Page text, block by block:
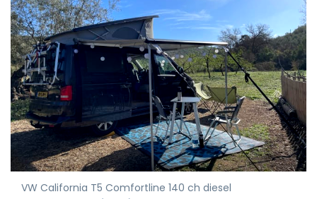
VW California T5 Comfortline 140 ch diesel